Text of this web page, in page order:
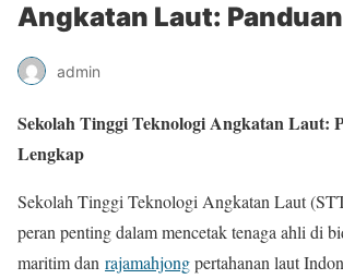
Angkatan Laut:
admin
Sekolah Tinggi Teknologi Angkatan Laut:
Lengkap
Sekolah Tinggi Teknologi Angkatan Laut
peran penting dalam mencetak tenaga ahli di
maritim dan rajamahjongpertahanan laut